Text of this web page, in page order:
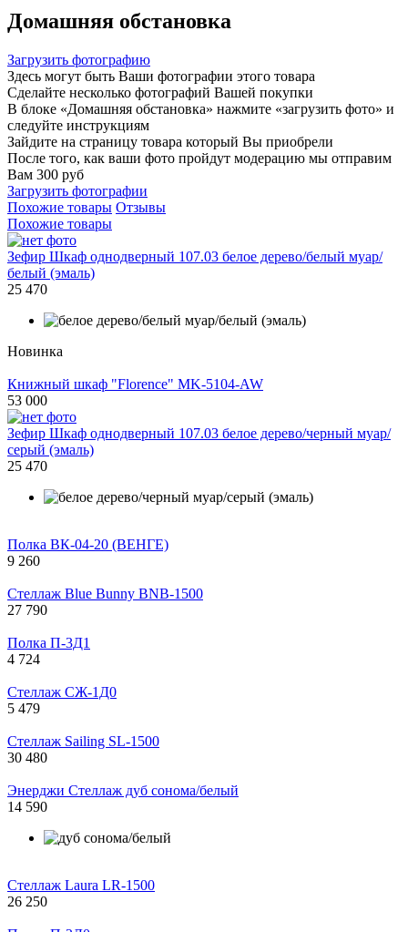
Домашняя обстановка
Загрузить фотографию
Здесь могут быть Ваши фотографии этого товара
Сделайте несколько фотографий Вашей покупки
В блоке «Домашняя обстановка» нажмите «загрузить фото» и
следуйте инструкциям
Зайдите на страницу товара который Вы приобрели
После того, как ваши фото пройдут модерацию мы отправим
Вам 300 руб
Загрузить фотографии
Похожие товары Отзывы
Похожие товары
Зефир Шкаф однодверный 107.03 белое дерево/белый муар/
белый (эмаль)
25 470
Новинка
Книжный шкаф "Florence" MK-5104-AW
53 000
Зефир Шкаф однодверный 107.03 белое дерево/черный муар/
серый (эмаль)
25 470
Полка ВК-04-20 (ВЕНГЕ)
9 260
Стеллаж Blue Bunny BNB-1500
27 790
Полка П-3Д1
4 724
Стеллаж СЖ-1Д0
5 479
Стеллаж Sailing SL-1500
30 480
Энерджи Стеллаж дуб сонома/белый
14 590
Стеллаж Laura LR-1500
26 250